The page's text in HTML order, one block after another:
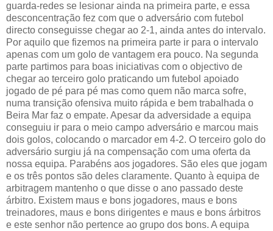
guarda-redes se lesionar ainda na primeira parte, e essa
desconcentração fez com que o adversário com futebol
directo conseguisse chegar ao 2-1, ainda antes do intervalo.
Por aquilo que fizemos na primeira parte ir para o intervalo
apenas com um golo de vantagem era pouco. Na segunda
parte partimos para boas iniciativas com o objectivo de
chegar ao terceiro golo praticando um futebol apoiado
jogado de pé para pé mas como quem não marca sofre,
numa transição ofensiva muito rápida e bem trabalhada o
Beira Mar faz o empate. Apesar da adversidade a equipa
conseguiu ir para o meio campo adversário e marcou mais
dois golos, colocando o marcador em 4-2. O terceiro golo do
adversário surgiu já na compensação com uma oferta da
nossa equipa. Parabéns aos jogadores. São eles que jogam
e os três pontos são deles claramente. Quanto à equipa de
arbitragem mantenho o que disse o ano passado deste
árbitro. Existem maus e bons jogadores, maus e bons
treinadores, maus e bons dirigentes e maus e bons árbitros
e este senhor não pertence ao grupo dos bons. A equipa